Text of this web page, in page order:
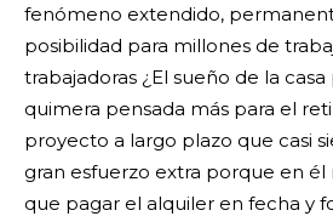
fenómeno extendido,
posibilidad para millones de
trabajadoras ¿El sueño de la
quimera pensada más para el
proyecto a largo plazo que casi
gran esfuerzo extra porque en
que pagar el alquiler en fecha y